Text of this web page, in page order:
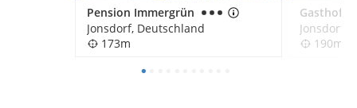
Pension Immergrün
Jonsdorf, Deutschland
173m
Jonsdorf,
190m